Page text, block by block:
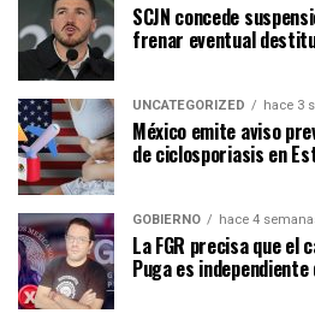
SCJN concede
frenar eventual
UNCATEGORIZED hace 3
México emite aviso
de ciclosporiasis en
GOBIERNO hace 4
La FGR precisa que el
Puga es